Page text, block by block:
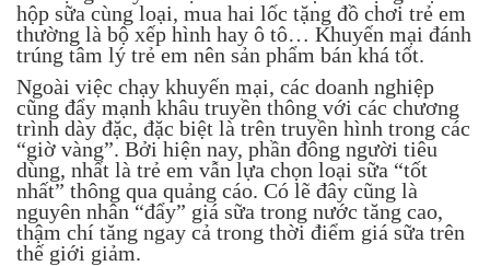
hộp sữa cùng loại, mua hai lốc tặng đồ chơi trẻ em
thường là bộ xếp hình hay ô tô… Khuyến mại đánh
trúng tâm lý trẻ em nên sản phẩm bán khá tốt.
Ngoài việc chạy khuyến mại, các doanh nghiệp
cũng đẩy mạnh khâu truyền thông với các chương
trình dày đặc, đặc biệt là trên truyền hình trong các
“giờ vàng”. Bởi hiện nay, phần đông người tiêu
dùng, nhất là trẻ em vẫn lựa chọn loại sữa “tốt
nhất” thông qua quảng cáo. Có lẽ đây cũng là
nguyên nhân “đẩy” giá sữa trong nước tăng cao,
thậm chí tăng ngay cả trong thời điểm giá sữa trên
thế giới giảm.